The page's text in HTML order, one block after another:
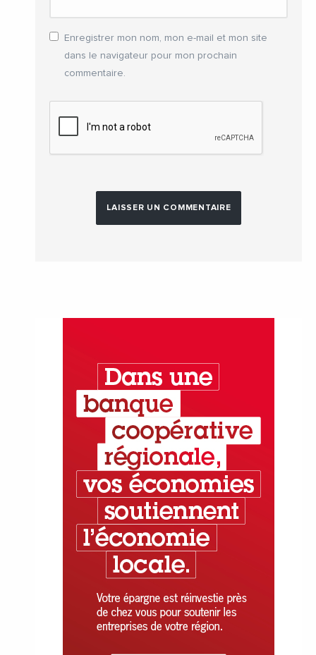
Enregistrer mon nom, mon e-mail et mon site
dans le navigateur pour mon prochain
commentaire.